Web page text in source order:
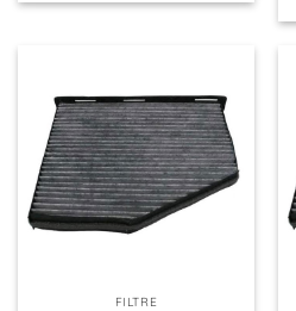
FILTRE